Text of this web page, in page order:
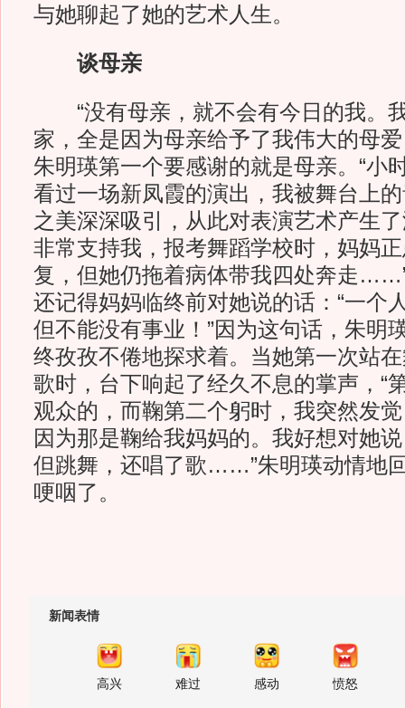
与她聊起了她的艺术人生。
谈母亲
“没有母亲，就不会有今日的我。
家，全是因为母亲给予了我伟大的母
朱明瑛第一个要感谢的就是母亲。“小
看过一场新凤霞的演出，我被舞台上
之美深深吸引，从此对表演艺术产生
非常支持我，报考舞蹈学校时，妈妈
复，但她仍拖着病体带我四处奔走
还记得妈妈临终前对她说的话：“一个
但不能没有事业！”因为这句话，朱明
终孜孜不倦地探求着。当她第一次站
歌时，台下响起了经久不息的掌声，“
观众的，而鞠第二个躬时，我突然发
因为那是鞠给我妈妈的。我好想对她
但跳舞，还唱了歌……”朱明瑛动情地
哽咽了。
新闻表情
高兴 难过 感动 愤怒